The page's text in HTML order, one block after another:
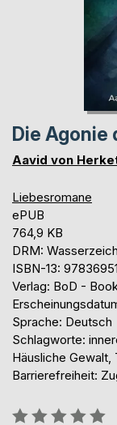
Die Agonie
Aavid von
Liebesromane
ePUB
764,9 KB
DRM:
ISBN-13:
Verlag: BoD -
Sprache: Deutsch
Schlagworte:
Häusliche Gewalt,
Barrierefreiheit:
Bewertung::